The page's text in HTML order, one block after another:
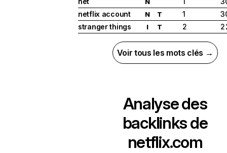
netflix account
N T 1
stranger things
I T 2 2
Voir tous les mots clés →
Analyse des
backlinks de
netflix.com